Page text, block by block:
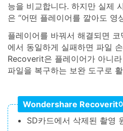
능을 비교합니다. 하지만 실제
은 “어떤 플레이어를 깔아도 영
플레이어를 바꿔서 해결되면
에서 동일하게 실패하면 파일
Recoverit은 플레이어가 아니
파일을 복구하는 보완 도구로
Wondershare Recoverit
SD카드에서 삭제된 촬영